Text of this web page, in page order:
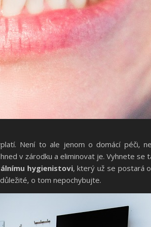
Není to ale jenom o domácí péči,
v zárodku a eliminovat je. Vyhnete se
hygienistovi, který už se postará
o tom nepochybujte.